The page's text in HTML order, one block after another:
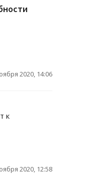
2020, 14:06
к
2020, 12:58